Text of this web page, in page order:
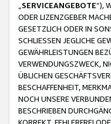
SERVICEANGEBOTE“),
ODER LIZENZGEBER
GESETZLICH ODER IN
SCHLIESSEN JEGLICHE
GEWÄHRLEISTUNGEN
VERWENDUNGSZWECK,
ÜBLICHEN
BESCHAFFENHEIT,
NOCH UNSERE
BESCHRIEBEN